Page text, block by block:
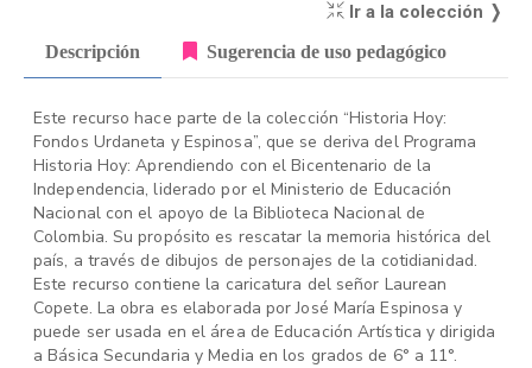
Ir a la colección ❭
Descripción Sugerencia de uso pedagógico
Este recurso hace parte de la colección “Historia Hoy:
Fondos Urdaneta y Espinosa”, que se deriva del Programa
Historia Hoy: Aprendiendo con el Bicentenario de la
Independencia, liderado por el Ministerio de Educación
Nacional con el apoyo de la Biblioteca Nacional de
Colombia. Su propósito es rescatar la memoria histórica del
país, a través de dibujos de personajes de la cotidianidad.
Este recurso contiene la caricatura del señor Laurean
Copete. La obra es elaborada por José María Espinosa y
puede ser usada en el área de Educación Artística y dirigida
a Básica Secundaria y Media en los grados de 6° a 11°.